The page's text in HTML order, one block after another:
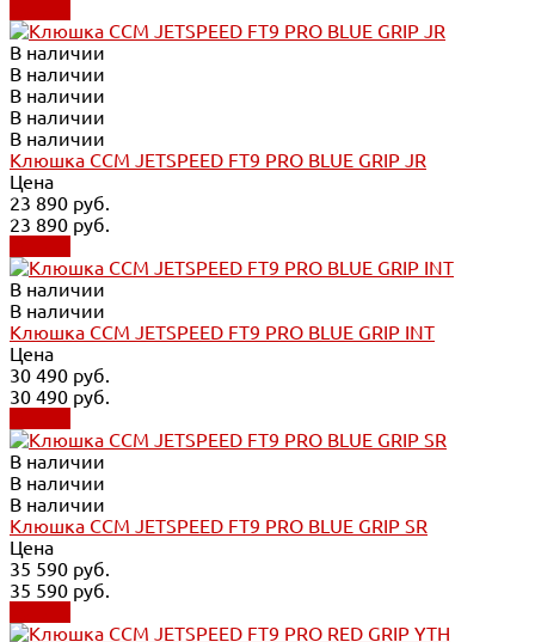
В наличии
В наличии
В наличии
В наличии
В наличии
Клюшка CCM JETSPEED FT9 PRO BLUE GRIP JR
Цена
23 890 руб.
23 890 руб.
В наличии
В наличии
Клюшка CCM JETSPEED FT9 PRO BLUE GRIP INT
Цена
30 490 руб.
30 490 руб.
В наличии
В наличии
В наличии
Клюшка CCM JETSPEED FT9 PRO BLUE GRIP SR
Цена
35 590 руб.
35 590 руб.